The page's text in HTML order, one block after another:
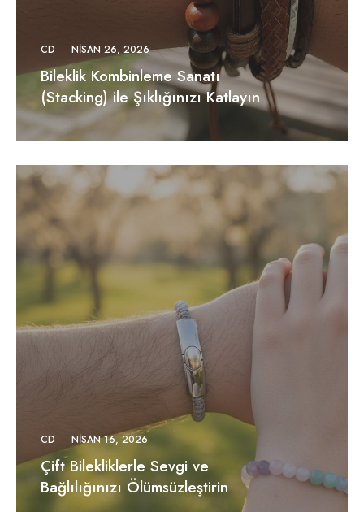
CD NISAN 26, 2026
Bileklik Kombinleme Sanatı
(Stacking) ile Şıklığınızı Katlayın
CD NISAN 16, 2026
Çift Bilekliklerle Sevgi ve
Bağlılığınızı Ölümsüzleştirin